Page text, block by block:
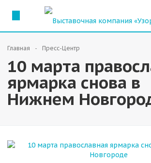
Главная Пресс-Центр
10 марта
ярмарка снова в
Нижнем